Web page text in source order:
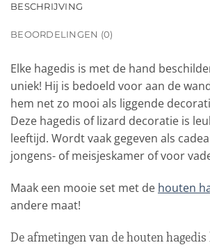
BESCHRIJVING
BEOORDELINGEN (0)
Elke hagedis is met de hand
uniek! Hij is bedoeld voor aan de
hem net zo mooi als liggende
Deze hagedis of lizard decoratie is
leeftijd. Wordt vaak gegeven als
jongens- of meisjeskamer of voor
Maak een mooie set met de houten
andere maat!
De afmetingen van de houten